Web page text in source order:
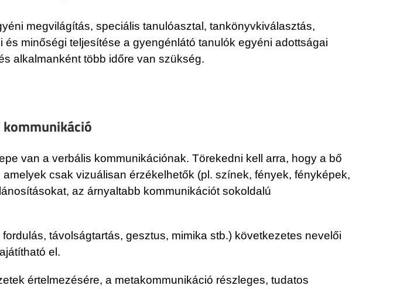
megvilágítás, speciális tanulóasztal, tankönyvkiválasztás,
minőségi teljesítése a gyengénlátó tanulók egyéni adottságai
alkalmanként több időre van szükség.
van a verbális kommunikációnak. Törekedni kell arra, hogy a bő
csak vizuálisan érzékelhetők (pl. színek, fények, fényképek,
az árnyaltabb kommunikációt sokoldalú
távolságtartás, gesztus, mimika stb.) következetes nevelői
el.
értelmezésére, a metakommunikáció részleges, tudatos